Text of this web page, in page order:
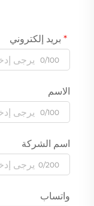
بريد إلكتروني
0/100
الاسم
0/100
اسم الشركة
0/200
واتساب